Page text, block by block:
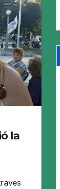
la